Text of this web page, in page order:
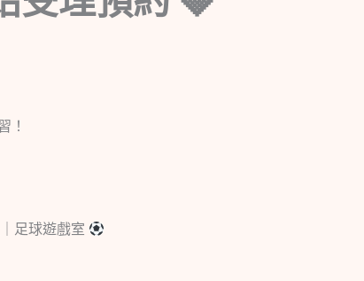
！
足球遊戲室